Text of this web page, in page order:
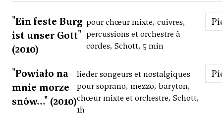
"Ein feste Burg
ist unser Gott"
(2010)
pour chœur mixte, cuivres,
percussions et orchestre à
cordes, Schott, 5 min
"Powiało na
mnie morze
snów..." (2010)
lieder songeurs et nostalgiques
pour soprano, mezzo, baryton,
chœur mixte et orchestre, Schott,
1h